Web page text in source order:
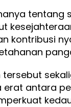
kontribusi
tersebut
erat antara